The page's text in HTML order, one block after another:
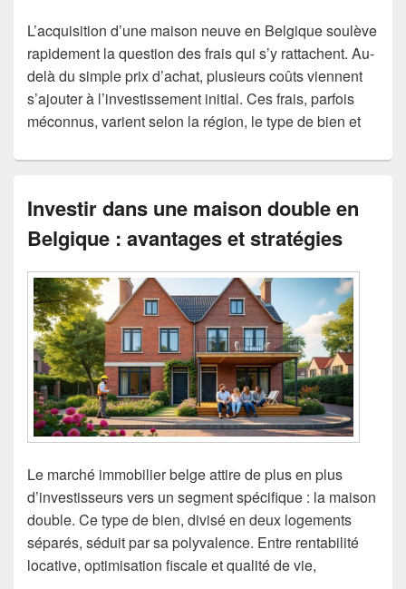
L’acquisition d’une maison neuve en Belgique soulève
rapidement la question des frais qui s’y rattachent. Au-
delà du simple prix d’achat, plusieurs coûts viennent
s’ajouter à l’investissement initial. Ces frais, parfois
méconnus, varient selon la région, le type de bien et
Investir dans une maison double en
Belgique : avantages et stratégies
Le marché immobilier belge attire de plus en plus
d’investisseurs vers un segment spécifique : la maison
double. Ce type de bien, divisé en deux logements
séparés, séduit par sa polyvalence. Entre rentabilité
locative, optimisation fiscale et qualité de vie,